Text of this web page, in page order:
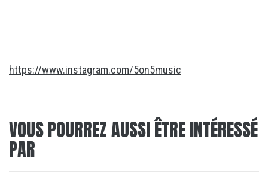
https://www.instagram.com/5on5music
VOUS POURREZ AUSSI ÊTRE INTÉRESSÉ
PAR